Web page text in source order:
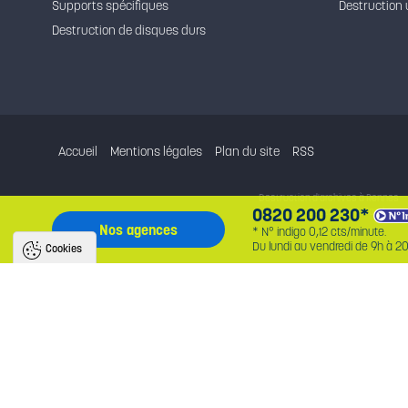
Nos agences
0820 200 230*
* N° indigo 0,12 cts/minute.
Du lundi au vendredi de 9h à
Supports spécifiques
Destruction de disques durs
Destruction
Accueil Mentions légales Plan du site RSS
Destruction d'archives à Rennes
Destruction d'archives
Cookies